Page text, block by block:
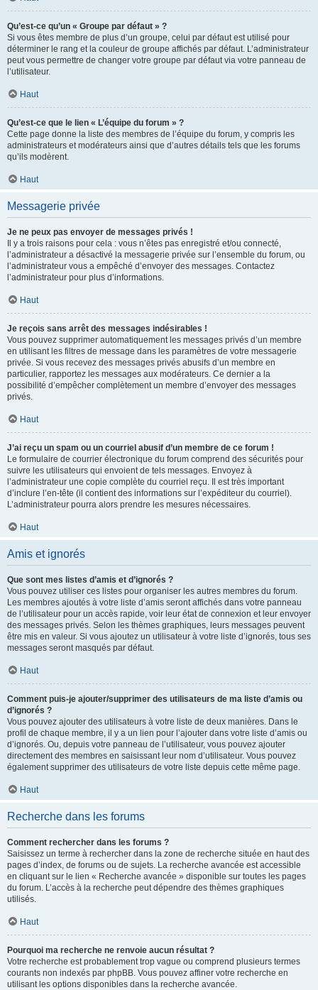
Qu’est-ce qu’un « Groupe par défaut » ?
Si vous êtes membre de plus d’un groupe, celui par défaut est utilisé pour
déterminer le rang et la couleur de groupe affichés par défaut. L’administrateur
peut vous permettre de changer votre groupe par défaut via votre panneau de
l’utilisateur.
Haut
Qu’est-ce que le lien « L’équipe du forum » ?
Cette page donne la liste des membres de l’équipe du forum, y compris les
administrateurs et modérateurs ainsi que d’autres détails tels que les forums
qu’ils modèrent.
Haut
Messagerie privée
Je ne peux pas envoyer de messages privés !
Il y a trois raisons pour cela : vous n’êtes pas enregistré et/ou connecté,
l’administrateur a désactivé la messagerie privée sur l’ensemble du forum, ou
l’administrateur vous a empêché d’envoyer des messages. Contactez
l’administrateur pour plus d’informations.
Haut
Je reçois sans arrêt des messages indésirables !
Vous pouvez supprimer automatiquement les messages privés d’un membre
en utilisant les filtres de message dans les paramètres de votre messagerie
privée. Si vous recevez des messages privés abusifs d’un membre en
particulier, rapportez les messages aux modérateurs. Ce dernier a la
possibilité d’empêcher complètement un membre d’envoyer des messages
privés.
Haut
J’ai reçu un spam ou un courriel abusif d’un membre de ce forum !
Le formulaire de courrier électronique du forum comprend des sécurités pour
suivre les utilisateurs qui envoient de tels messages. Envoyez à
l’administrateur une copie complète du courriel reçu. Il est très important
d’inclure l’en-tête (il contient des informations sur l’expéditeur du courriel).
L’administrateur pourra alors prendre les mesures nécessaires.
Haut
Amis et ignorés
Que sont mes listes d’amis et d’ignorés ?
Vous pouvez utiliser ces listes pour organiser les autres membres du forum.
Les membres ajoutés à votre liste d’amis seront affichés dans votre panneau
de l’utilisateur pour un accès rapide, voir leur état de connexion et leur envoyer
des messages privés. Selon les thèmes graphiques, leurs messages peuvent
être mis en valeur. Si vous ajoutez un utilisateur à votre liste d’ignorés, tous ses
messages seront masqués par défaut.
Haut
Comment puis-je ajouter/supprimer des utilisateurs de ma liste d’amis ou
d’ignorés ?
Vous pouvez ajouter des utilisateurs à votre liste de deux manières. Dans le
profil de chaque membre, il y a un lien pour l’ajouter dans votre liste d’amis ou
d’ignorés. Ou, depuis votre panneau de l’utilisateur, vous pouvez ajouter
directement des membres en saisissant leur nom d’utilisateur. Vous pouvez
également supprimer des utilisateurs de votre liste depuis cette même page.
Haut
Recherche dans les forums
Comment rechercher dans les forums ?
Saisissez un terme à rechercher dans la zone de recherche située en haut des
pages d’index, de forums ou de sujets. La recherche avancée est accessible
en cliquant sur le lien « Recherche avancée » disponible sur toutes les pages
du forum. L’accès à la recherche peut dépendre des thèmes graphiques
utilisés.
Haut
Pourquoi ma recherche ne renvoie aucun résultat ?
Votre recherche est probablement trop vague ou comprend plusieurs termes
courants non indexés par phpBB. Vous pouvez affiner votre recherche en
utilisant les options disponibles dans la recherche avancée.